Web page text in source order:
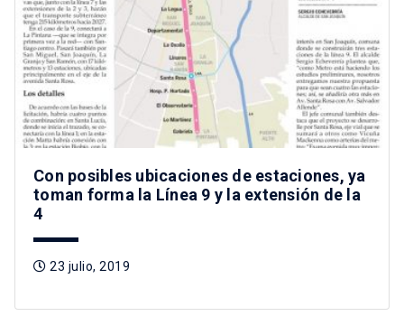
Con posibles ubicaciones de estaciones, ya
toman forma la Línea 9 y la extensión de la
4
23 julio, 2019